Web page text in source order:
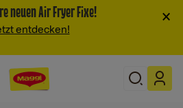
neuen Air Fryer Fixe!
entdecken!
×